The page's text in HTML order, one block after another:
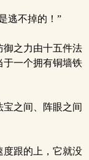
逃不掉的！”
之力由十五件法
于一个拥有铜墙铁
之间、阵眼之间
跟的上，它就没